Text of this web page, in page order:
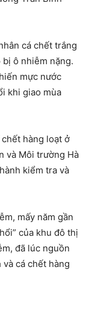
cá chết trắng
ô nhiễm nặng.
mực nước
khi giao mùa
hàng loạt ở
và Môi trường Hà
kiểm tra và
mấy năm gần
của khu đô thị
đã lúc nguồn
cá chết hàng